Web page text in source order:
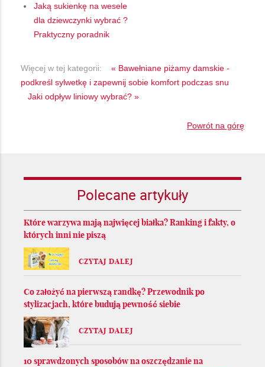
Jaką sukienkę na wesele
dla dziewczynki wybrać ?
Praktyczny poradnik
Więcej w tej kategorii:
« Bawełniane piżamy damskie -
podkreśl sylwetkę i zapewnij sobie komfort podczas snu
Jaki odpływ liniowy wybrać? »
Powrót na górę
Polecane artykuły
Które warzywa mają najwięcej białka? Ranking i fakty, o
których inni nie piszą
CZYTAJ DALEJ
Co założyć na pierwszą randkę? Przewodnik po
stylizacjach, które budują pewność siebie
CZYTAJ DALEJ
10 sprawdzonych sposobów na oszczędzanie na